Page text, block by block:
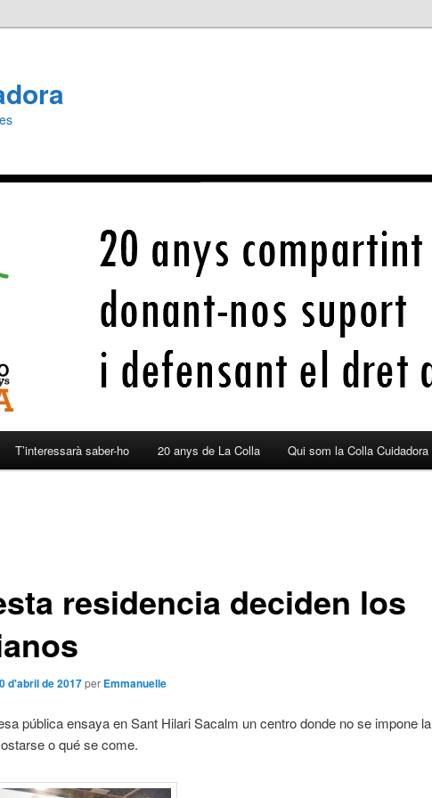
T’interessarà saber-ho 20 anys de La Colla Qui som la Colla Cuidadora
residencia deciden los
d'abril de 2017per Emmanuelle
pública ensaya en Sant Hilari Sacalm un centro donde no se impone la
o qué se come.